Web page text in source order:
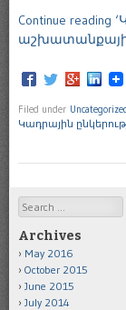
Continue reading
աշխատանքային
Filed under
Կադրային
Search
Archives
May 2016
October 2015
June 2015
July 2014